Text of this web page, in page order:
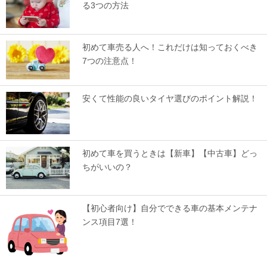
る3つの方法
初めて車売る人へ！これだけは知っておくべき
7つの注意点！
安くて性能の良いタイヤ選びのポイント解説！
初めて車を買うときは【新車】【中古車】どっ
ちがいいの？
【初心者向け】自分でできる車の基本メンテナ
ンス項目7選！